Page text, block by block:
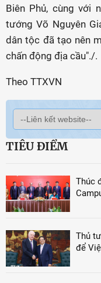
Biên Phủ, cùng với
tướng Võ Nguyên
dân tộc đã tạo nên
chấn động địa cầu"./.
Theo TTXVN
TIÊU ĐIỂM
Thúc
Thủ
để